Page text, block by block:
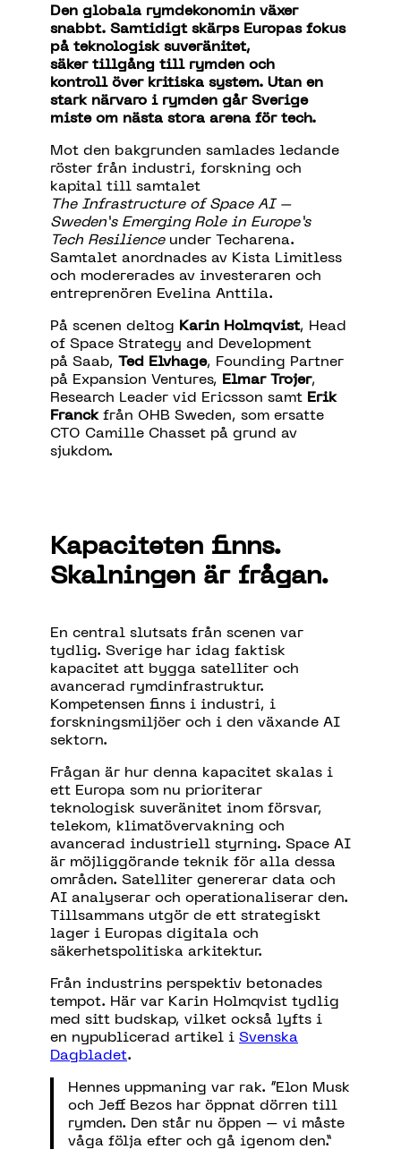
Den globala rymdekonomin växer
snabbt. Samtidigt skärps Europas fokus
på teknologisk suveränitet,
säker tillgång till rymden och
kontroll över kritiska system. Utan en
stark närvaro i rymden går Sverige
miste om nästa stora arena för tech.
Mot den bakgrunden samlades ledande
röster från industri, forskning och
kapital till samtalet
The Infrastructure ofSpace AI –
Sweden’s Emerging Rolein Europe’s
Tech Resilienceunder Techarena.
Samtalet anordnades av Kista Limitless
och modererades av investeraren och
entreprenören Evelina Anttila.
På scenen deltog Karin Holmqvist, Head
of Space Strategy and Development
på Saab, Ted Elvhage, Founding Partner
på Expansion Ventures, Elmar Trojer,
Research Leader vid Ericsson samt Erik
Franck från OHB Sweden, som ersatte
CTO Camille Chasset på grund av
sjukdom.
Kapaciteten finns.
Skalningen är frågan.
En central slutsats från scenen var
tydlig. Sverige har idag faktisk
kapacitet att bygga satelliter och
avancerad rymdinfrastruktur.
Kompetensen finns i industri, i
forskningsmiljöer och i den växande AI
sektorn.
Frågan är hur denna kapacitet skalas i
ett Europa som nu prioriterar
teknologisk suveränitet inom försvar,
telekom, klimatövervakning och
avancerad industriell styrning. Space AI
är möjliggörande teknik för alla dessa
områden. Satelliter genererar data och
AI analyserar och operationaliserar den.
Tillsammans utgör de ett strategiskt
lager i Europas digitala och
säkerhetspolitiska arkitektur.
Från industrins perspektiv betonades
tempot. Här var Karin Holmqvist tydlig
med sitt budskap, vilket också lyfts i
en nypublicerad artikel i Svenska
Dagbladet.
Hennes uppmaning var rak. “Elon Musk
och Jeff Bezos har öppnat dörren till
rymden. Den står nu öppen – vi måste
våga följa efter och gå igenom den.”